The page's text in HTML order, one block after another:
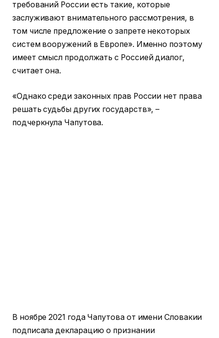
требований России есть такие, которые
заслуживают внимательного рассмотрения, в
том числе предложение о запрете некоторых
систем вооружений в Европе». Именно поэтому
имеет смысл продолжать с Россией диалог,
считает она.
«Однако среди законных прав России нет права
решать судьбы других государств», –
подчеркнула Чапутова.
В ноябре 2021 года Чапутова от имени Словакии
подписала декларацию о признании